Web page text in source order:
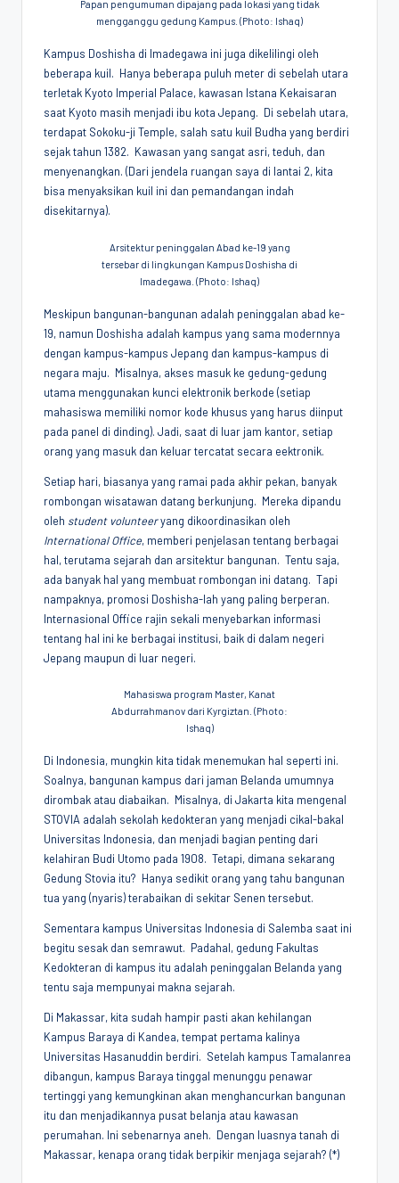
Papan pengumuman dipajang pada lokasi yang tidak
mengganggu gedung Kampus. (Photo: Ishaq)
Kampus Doshisha di Imadegawa ini juga dikelilingi oleh
beberapa kuil. Hanya beberapa puluh meter di sebelah utara
terletak Kyoto Imperial Palace, kawasan Istana Kekaisaran
saat Kyoto masih menjadi ibu kota Jepang. Di sebelah utara,
terdapat Sokoku-ji Temple, salah satu kuil Budha yang berdiri
sejak tahun 1382. Kawasan yang sangat asri, teduh, dan
menyenangkan. (Dari jendela ruangan saya di lantai 2, kita
bisa menyaksikan kuil ini dan pemandangan indah
disekitarnya).
Arsitektur peninggalan Abad ke-19 yang
tersebar di lingkungan Kampus Doshisha di
Imadegawa. (Photo: Ishaq)
Meskipun bangunan-bangunan adalah peninggalan abad ke-
19, namun Doshisha adalah kampus yang sama modernnya
dengan kampus-kampus Jepang dan kampus-kampus di
negara maju. Misalnya, akses masuk ke gedung-gedung
utama menggunakan kunci elektronik berkode (setiap
mahasiswa memiliki nomor kode khusus yang harus diinput
pada panel di dinding). Jadi, saat di luar jam kantor, setiap
orang yang masuk dan keluar tercatat secara eektronik.
Setiap hari, biasanya yang ramai pada akhir pekan, banyak
rombongan wisatawan datang berkunjung. Mereka dipandu
oleh student volunteeryang dikoordinasikan oleh
International Office, memberi penjelasan tentang berbagai
hal, terutama sejarah dan arsitektur bangunan. Tentu saja,
ada banyak hal yang membuat rombongan ini datang. Tapi
nampaknya, promosi Doshisha-lah yang paling berperan.
Internasional Office rajin sekali menyebarkan informasi
tentang hal ini ke berbagai institusi, baik di dalam negeri
Jepang maupun di luar negeri.
Mahasiswa program Master, Kanat
Abdurrahmanov dari Kyrgiztan. (Photo:
Ishaq)
Di Indonesia, mungkin kita tidak menemukan hal seperti ini.
Soalnya, bangunan kampus dari jaman Belanda umumnya
dirombak atau diabaikan. Misalnya, di Jakarta kita mengenal
STOVIA adalah sekolah kedokteran yang menjadi cikal-bakal
Universitas Indonesia, dan menjadi bagian penting dari
kelahiran Budi Utomo pada 1908. Tetapi, dimana sekarang
Gedung Stovia itu? Hanya sedikit orang yang tahu bangunan
tua yang (nyaris) terabaikan di sekitar Senen tersebut.
Sementara kampus Universitas Indonesia di Salemba saat ini
begitu sesak dan semrawut. Padahal, gedung Fakultas
Kedokteran di kampus itu adalah peninggalan Belanda yang
tentu saja mempunyai makna sejarah.
Di Makassar, kita sudah hampir pasti akan kehilangan
Kampus Baraya di Kandea, tempat pertama kalinya
Universitas Hasanuddin berdiri. Setelah kampus Tamalanrea
dibangun, kampus Baraya tinggal menunggu penawar
tertinggi yang kemungkinan akan menghancurkan bangunan
itu dan menjadikannya pusat belanja atau kawasan
perumahan. Ini sebenarnya aneh. Dengan luasnya tanah di
Makassar, kenapa orang tidak berpikir menjaga sejarah? (*)